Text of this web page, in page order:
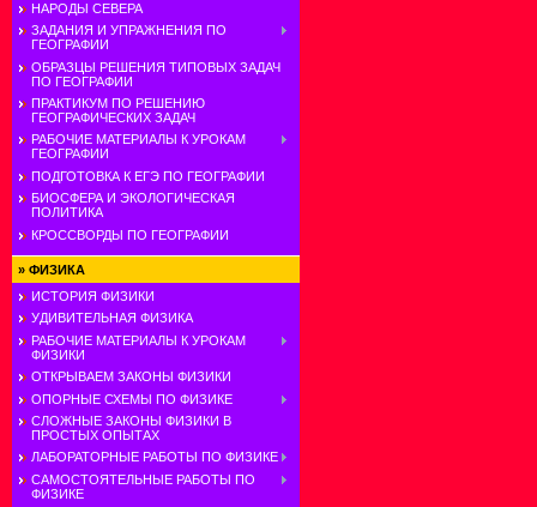
НАРОДЫ СЕВЕРА
ЗАДАНИЯ И УПРАЖНЕНИЯ ПО
ГЕОГРАФИИ
ОБРАЗЦЫ РЕШЕНИЯ ТИПОВЫХ ЗАДАЧ
ПО ГЕОГРАФИИ
ПРАКТИКУМ ПО РЕШЕНИЮ
ГЕОГРАФИЧЕСКИХ ЗАДАЧ
РАБОЧИЕ МАТЕРИАЛЫ К УРОКАМ
ГЕОГРАФИИ
ПОДГОТОВКА К ЕГЭ ПО ГЕОГРАФИИ
БИОСФЕРА И ЭКОЛОГИЧЕСКАЯ
ПОЛИТИКА
КРОССВОРДЫ ПО ГЕОГРАФИИ
» ФИЗИКА
ИСТОРИЯ ФИЗИКИ
УДИВИТЕЛЬНАЯ ФИЗИКА
РАБОЧИЕ МАТЕРИАЛЫ К УРОКАМ
ФИЗИКИ
ОТКРЫВАЕМ ЗАКОНЫ ФИЗИКИ
ОПОРНЫЕ СХЕМЫ ПО ФИЗИКЕ
СЛОЖНЫЕ ЗАКОНЫ ФИЗИКИ В
ПРОСТЫХ ОПЫТАХ
ЛАБОРАТОРНЫЕ РАБОТЫ ПО ФИЗИКЕ
САМОСТОЯТЕЛЬНЫЕ РАБОТЫ ПО
ФИЗИКЕ